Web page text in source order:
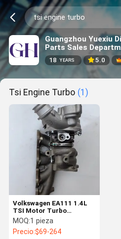
Guangzhou Yuexiu
Parts Sales
18 YEARS 5.0
Tsi Engine Turbo (1)
Volkswagen EA111 1.4L
TSI Motor Turbo
03C145702H
Personalizado
MOQ:1 pieza
Precio:$69-264